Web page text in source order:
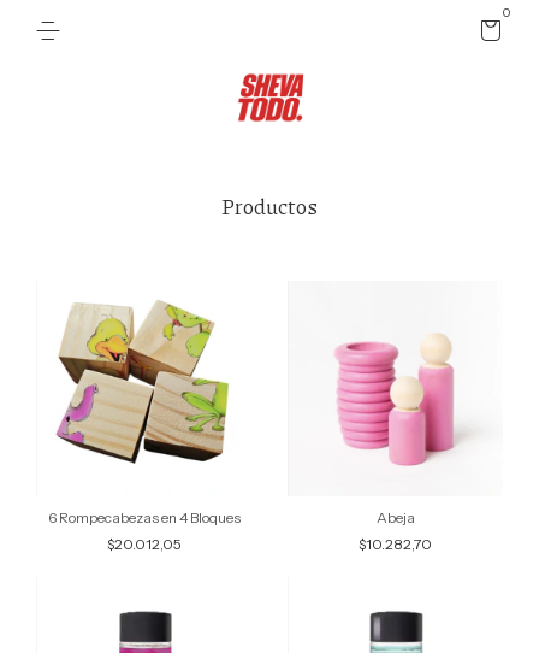
0
Productos
6 Rompecabezas en 4 Bloques
$20.012,05
Abeja
$10.282,70